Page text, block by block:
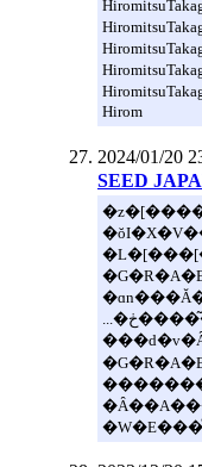
Hirom
2024/01/20
SEED